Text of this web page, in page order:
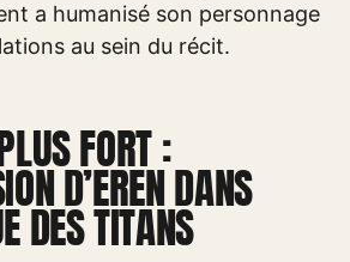
a humanisé son personnage
au sein du récit.
FORT :
D’EREN DANS
DES TITANS